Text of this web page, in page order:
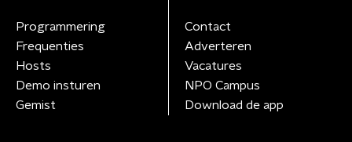
Programmering
Frequenties
Hosts
Demo insturen
Gemist
Contact
Adverteren
Vacatures
NPO Campus
Download de app